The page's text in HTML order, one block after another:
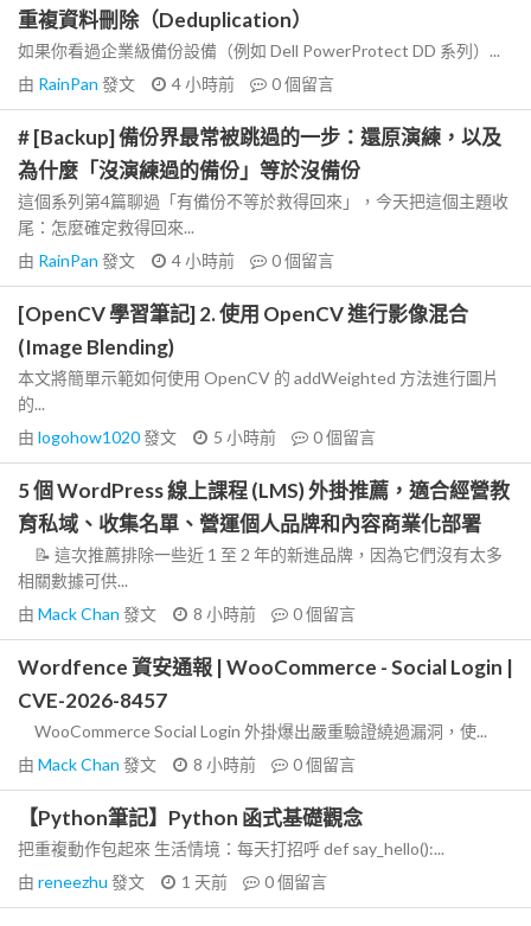
重複資料刪除（Deduplication）
如果你看過企業級備份設備（例如 Dell PowerProtect DD 系列）...
由 RainPan 發文 4 小時前 0個留言
# [Backup] 備份界最常被跳過的一步：還原演練，以及
為什麼「沒演練過的備份」等於沒備份
這個系列第4篇聊過「有備份不等於救得回來」，今天把這個主題收
尾：怎麼確定救得回來...
由 RainPan 發文 4 小時前 0個留言
[OpenCV 學習筆記] 2. 使用 OpenCV 進行影像混合
(Image Blending)
本文將簡單示範如何使用 OpenCV 的 addWeighted 方法進行圖片
的...
由 logohow1020發文 5 小時前 0個留言
5 個 WordPress 線上課程 (LMS) 外掛推薦，適合經營教
育私域、收集名單、營運個人品牌和內容商業化部署
📝 這次推薦排除一些近 1 至 2 年的新進品牌，因為它們沒有太多
相關數據可供...
由 Mack Chan 發文 8 小時前 0個留言
Wordfence 資安通報 | WooCommerce - Social Login |
CVE-2026-8457
WooCommerce Social Login 外掛爆出嚴重驗證繞過漏洞，使...
由 Mack Chan 發文 8 小時前 0個留言
【Python筆記】Python 函式基礎觀念
把重複動作包起來 生活情境：每天打招呼 def say_hello():...
由 reneezhu 發文 1 天前 0個留言